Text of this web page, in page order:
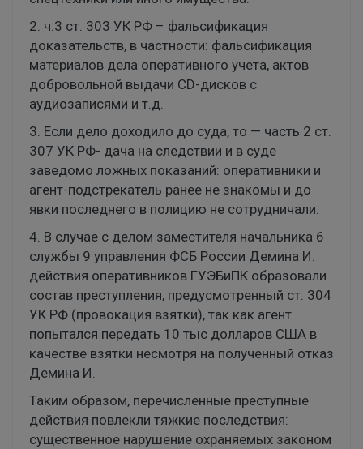
2. ч.3 ст. 303 УК РФ – фальсификация
доказательств, в частности: фальсификация
материалов дела оперативного учета, актов
добровольной выдачи CD-дисков с
аудиозаписями и т.д.
3. Если дело доходило до суда, то — часть 2 ст.
307 УК РФ- дача на следствии и в суде
заведомо ложных показаний: оперативники и
агент-подстрекатель ранее не знакомы и до
явки последнего в полицию не сотрудничали.
4. В случае с делом заместителя начальника 6
службы 9 управления ФСБ России Демина И.
действия оперативников ГУЭБиПК образовали
состав преступления, предусмотренный ст. 304
УК РФ (провокация взятки), так как агент
попытался передать 10 тыс долларов США в
качестве взятки несмотря на полученный отказ
Демина И.
Таким образом, перечисленные преступные
действия повлекли тяжкие последствия:
существенное нарушение охраняемых законом